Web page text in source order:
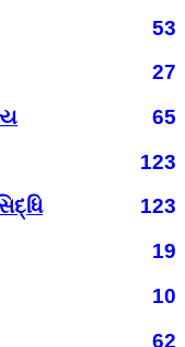
53
27
65
123
123
19
10
62